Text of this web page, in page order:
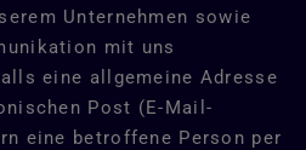
Unternehmen sowie
mit uns
eine allgemeine Adresse
Post (E-Mail-
eine betroffene Person per